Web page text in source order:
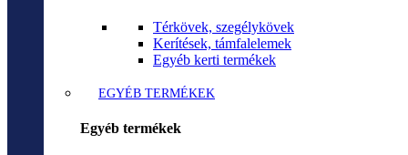
Térkövek, szegélykövek
Kerítések, támfalelemek
Egyéb kerti termékek
EGYÉB TERMÉKEK
Egyéb termékek